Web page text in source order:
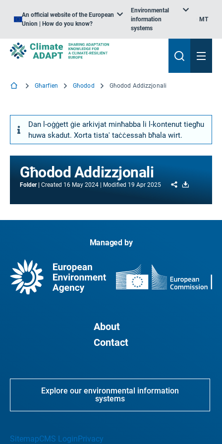
An official website of the European
Union | How do you know?
Environmental
information
systems
MT
Għarfien Għodod Għodod Addizzjonali
Dan l-oġġett ġie arkivjat minħabba li l-kontenut tiegħu
huwa skadut. Xorta tista' taċċessah bħala wirt.
Għodod Addizzjonali
Folder Created 16 May 2024 Modified 19 Apr 2025 Share
Managed by
About
Contact
Explore our environmental information
systems
SitemapCMS LoginPrivacy